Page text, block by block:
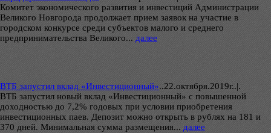
Комитет экономического развития и инвестиций Администрации
Великого Новгорода продолжает прием заявок на участие в
городском конкурсе среди субъектов малого и среднего
предпринимательства Великого... далее
ВТБ запустил вклад «Инвестиционный»..22.октября.2019г..|.
ВТБ запустил новый вклад «Инвестиционный» с повышенной
доходностью до 7,2% годовых при условии приобретения
инвестиционных паев. Депозит можно открыть в рублях на 181 и
370 дней. Минимальная сумма размещения... далее